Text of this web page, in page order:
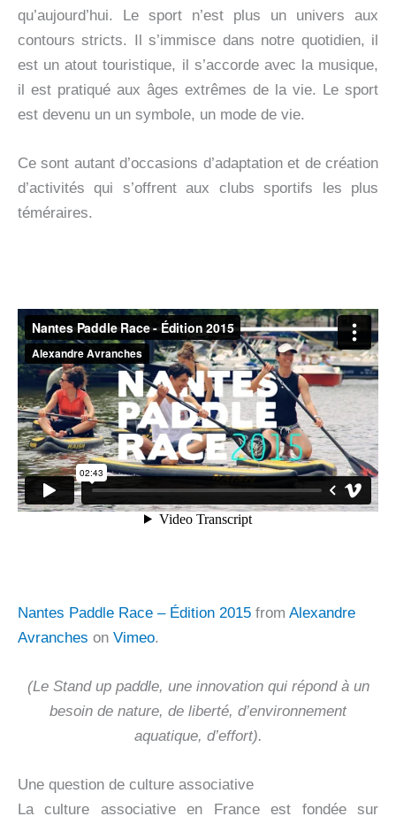
qu’aujourd’hui. Le sport n’est plus un univers aux
contours stricts. Il s’immisce dans notre quotidien, il
est un atout touristique, il s’accorde avec la musique,
il est pratiqué aux âges extrêmes de la vie. Le sport
est devenu un un symbole, un mode de vie.
Ce sont autant d’occasions d’adaptation et de création
d’activités qui s’offrent aux clubs sportifs les plus
téméraires.
Nantes Paddle Race – Édition 2015 from Alexandre
Avranches on Vimeo.
(Le Stand up paddle, une innovation qui répond à un
besoin de nature, de liberté, d’environnement
aquatique, d’effort).
Une question de culture associative
La culture associative en France est fondée sur